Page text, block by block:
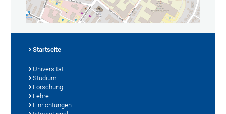
Startseite
Universität
Studium
Forschung
Lehre
Einrichtungen